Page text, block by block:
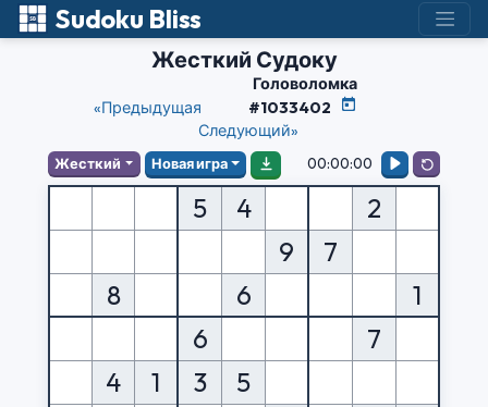
Sudoku Bliss
Жесткий Судоку
«Предыдущая
Головоломка
#1033402
Следующий»
Жесткий Новая игра 00:00:00
5 4
2
9
7
8
6
1
6
7
4
1 3
5